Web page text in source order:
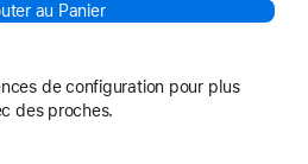
au Panier
de configuration pour plus
des proches.